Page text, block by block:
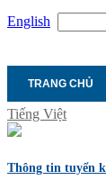
English
TRANG CHỦ
Tiếng Việt
Thông tin tuyển